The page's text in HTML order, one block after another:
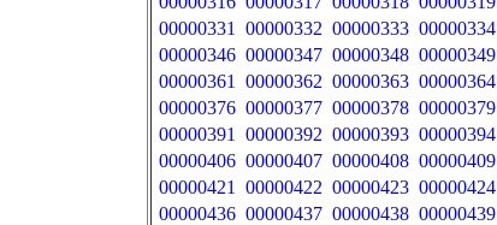
00000331
00000332 00000333 00000334
00000346 00000347 00000348 00000349
00000361
00000362 00000363 00000364
00000376 00000377 00000378 00000379
00000391
00000392 00000393 00000394
00000406 00000407 00000408 00000409
00000421
00000422 00000423 00000424
00000436 00000437 00000438 00000439